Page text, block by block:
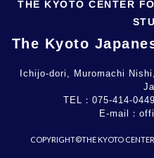
THE KYOTO CENTER
The Kyoto
Ichijo-dori, Muromachi
TEL： 075-414-0449
E-mail：
COPYRIGHT©THE KYOTO